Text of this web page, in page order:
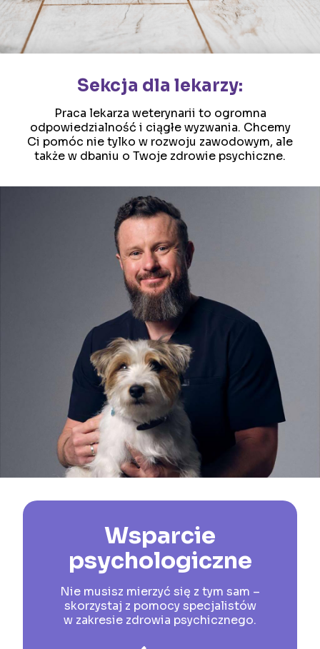
Sekcja dla lekarzy:
Praca lekarza weterynarii to ogromna
odpowiedzialność i ciągłe wyzwania. Chcemy
Ci pomóc nie tylko w rozwoju zawodowym, ale
także w dbaniu o Twoje zdrowie psychiczne.
Wsparcie
psychologiczne
Nie musisz mierzyć się z tym sam –
skorzystaj z pomocy specjalistów
w zakresie zdrowia psychicznego.